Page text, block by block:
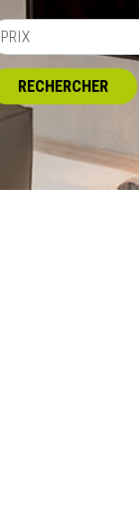
PRIX
RECHERCHER